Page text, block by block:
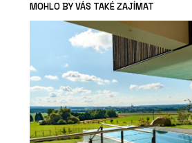
MOHLO BY VÁS TAKÉ ZAJÍMAT